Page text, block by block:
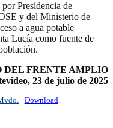
Presidencia de
y del Ministerio de
a agua potable
Lucía como fuente de
DEL FRENTE AMPLIO
23 de julio de 2025
Download